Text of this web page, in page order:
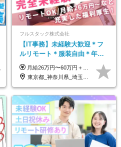
フルスタック株式会社
【IT事務】未経験大歓迎＊フ
ルリモート＊服装自由＊年休
125日以上＊残業なし＊月給26
万円以上
月給26万円〜60万円＋諸手当＋インセンティブ（２種）＋賞与 ★Point 設立から9ヶ月で全社員2万円の昇給実績 ※成果はしっかりと還元いたします！ ★Point 100％年収UPでの待遇提示も可能！ ※経験者であれば、100％年収アップも実現可能です。 ※試用期間最大2ヶ月/月給22万円〜
東京都_神奈川県_埼玉県_千葉県_茨城県